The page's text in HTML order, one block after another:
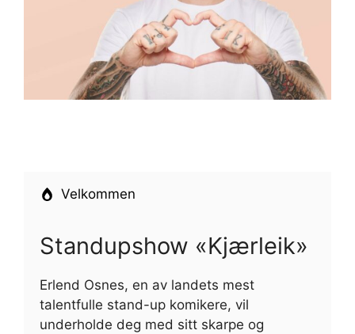
Velkommen
Standupshow «Kjærleik»
Erlend Osnes, en av landets mest
talentfulle stand-up komikere, vil
underholde deg med sitt skarpe og